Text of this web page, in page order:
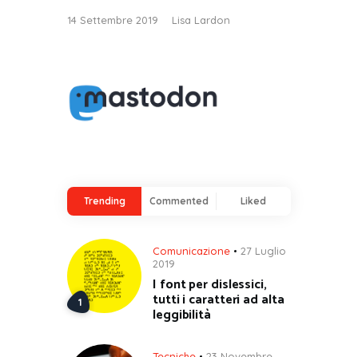
14 Settembre 2019 Lisa Lardon
Trending Commented Liked
Comunicazione
27 Luglio
2019
I font per dislessici,
tutti i caratteri ad alta
leggibilità